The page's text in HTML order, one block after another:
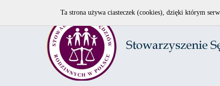
Ta strona używa ciasteczek (cookies), dzięki którym